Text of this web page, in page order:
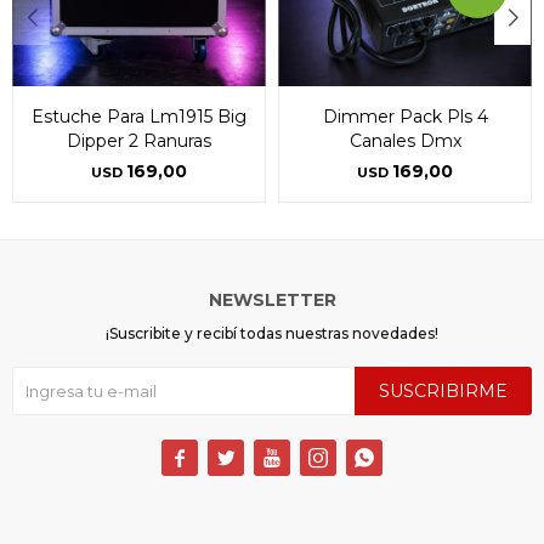
Estuche Para Lm1915 Big
Dipper 2 Ranuras
USD 169,00
Dimmer Pack Pls 4
Canales Dmx
USD 169,00
NEWSLETTER
¡Suscribite y recibí todas nuestras novedades!
SUSCRIBIRME
    